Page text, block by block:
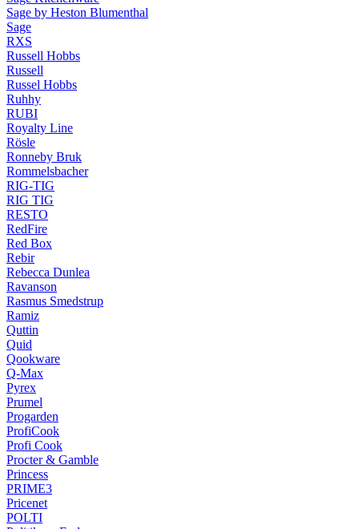
Sage by Heston Blumenthal
Sage
RXS
Russell Hobbs
Russell
Russel Hobbs
Ruhhy
RUBI
Royalty Line
Rösle
Ronneby Bruk
Rommelsbacher
RIG-TIG
RIG TIG
RESTO
RedFire
Red Box
Rebir
Rebecca Dunlea
Ravanson
Rasmus Smedstrup
Ramiz
Quttin
Quid
Qookware
Q-Max
Pyrex
Prumel
Progarden
ProfiCook
Profi Cook
Procter & Gamble
Princess
PRIME3
Pricenet
POLTI